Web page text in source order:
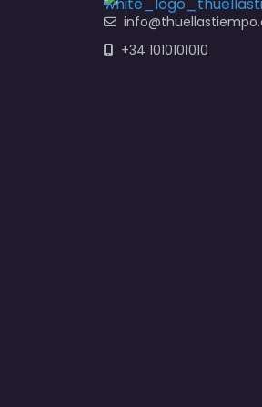
+34 1010101010